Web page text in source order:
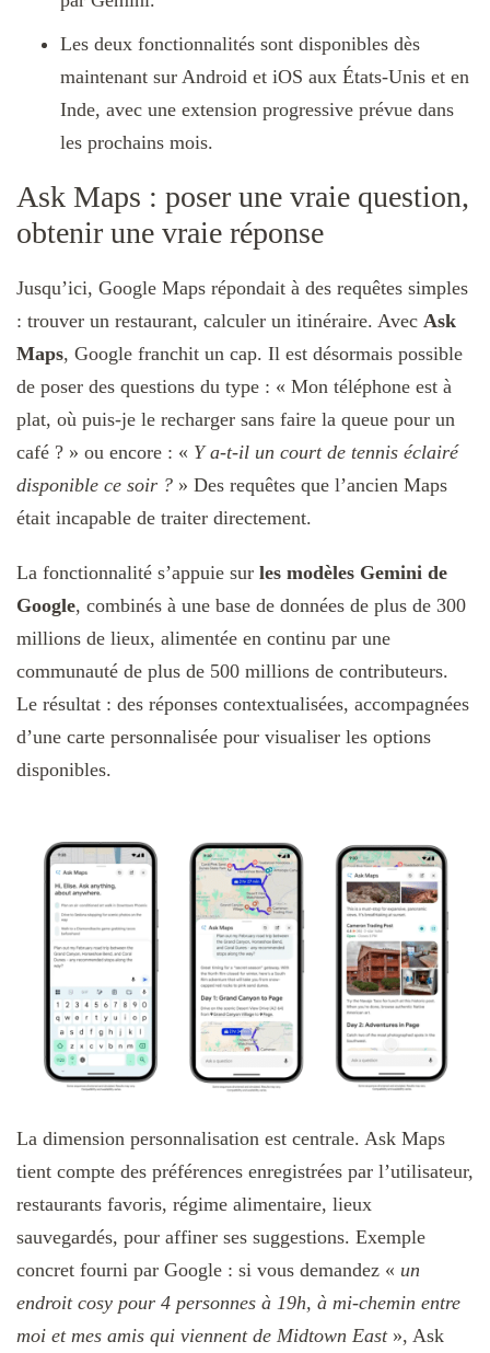
Les deux fonctionnalités sont disponibles dès
maintenant sur Android et iOS aux États-Unis et en
Inde, avec une extension progressive prévue dans
les prochains mois.
Ask Maps : poser une vraie question,
obtenir une vraie réponse
Jusqu’ici, Google Maps répondait à des requêtes simples
: trouver un restaurant, calculer un itinéraire. Avec Ask
Maps, Google franchit un cap. Il est désormais possible
de poser des questions du type : « Mon téléphone est à
plat, où puis-je le recharger sans faire la queue pour un
café ? » ou encore : « Y a-t-il un court de tennis éclairé
disponible ce soir ? » Des requêtes que l’ancien Maps
était incapable de traiter directement.
La fonctionnalité s’appuie sur les modèles Gemini de
Google, combinés à une base de données de plus de 300
millions de lieux, alimentée en continu par une
communauté de plus de 500 millions de contributeurs.
Le résultat : des réponses contextualisées, accompagnées
d’une carte personnalisée pour visualiser les options
disponibles.
La dimension personnalisation est centrale. Ask Maps
tient compte des préférences enregistrées par l’utilisateur,
restaurants favoris, régime alimentaire, lieux
sauvegardés, pour affiner ses suggestions. Exemple
concret fourni par Google : si vous demandez « un
endroit cosy pour 4 personnes à 19h, à mi-chemin entre
moi et mes amis qui viennent de Midtown East », Ask